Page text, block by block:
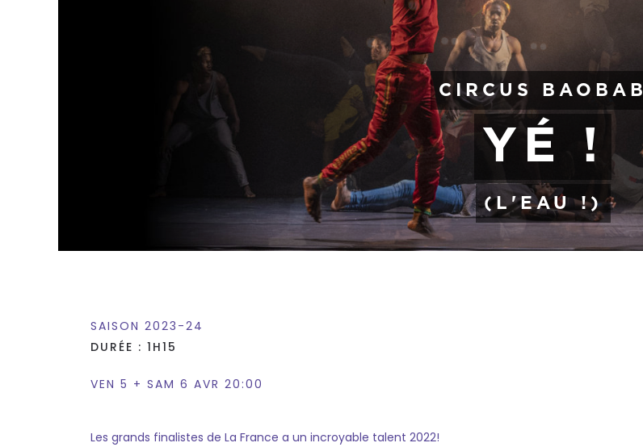
CIRCUS BAOBAB
YÉ !
(L'EAU !)
SAISON 2023-24
DURÉE : 1H15
VEN 5 + SAM 6 AVR 20:00
Les grands finalistes de La France a un incroyable talent 2022!